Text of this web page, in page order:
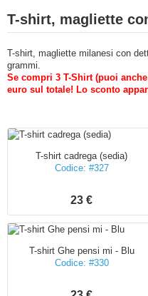
T-shirt, magliette
T-shirt, magliette milanesi con
grammi.
Se compri 3 T-Shirt (puoi
euro sul totale! Lo sconto
T-shirt cadrega (sedia)
Codice: #327
23 €
T-shirt Ghe pensi mi - Blu
Codice: #330